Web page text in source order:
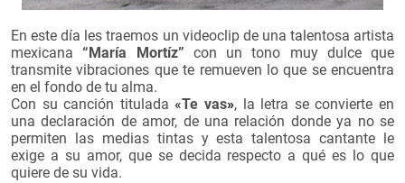
En este día les traemos un videoclip de una talentosa artista
mexicana “María Mortíz” con un tono muy dulce que
transmite vibraciones que te remueven lo que se encuentra
en el fondo de tu alma.
Con su canción titulada «Te vas», la letra se convierte en
una declaración de amor, de una relación donde ya no se
permiten las medias tintas y esta talentosa cantante le
exige a su amor, que se decida respecto a qué es lo que
quiere de su vida.